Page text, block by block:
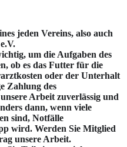
jeden Vereins, also auch
um die Aufgaben des
ob es das Futter für die
oder der Unterhalt
Zahlung des
Arbeit zuverlässig und
dann, wenn viele
sind, Notfälle
wird. Werden Sie Mitglied
unsere Arbeit.